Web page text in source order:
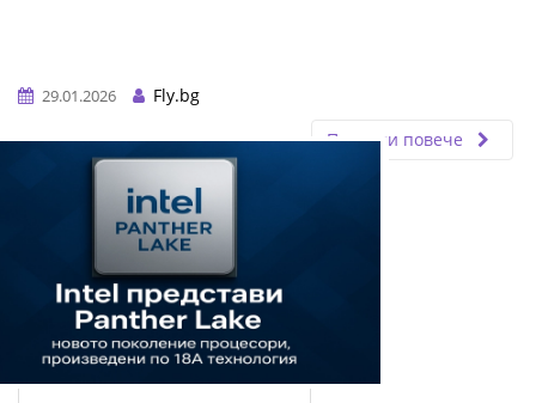
29.01.2026
Fly.bg
Прочети повече